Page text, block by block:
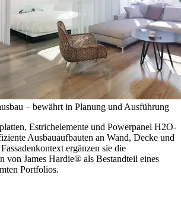
– bewährt in Planung und Ausführung
Estrichelemente und Powerpanel H2O-
Ausbauaufbauten an Wand, Decke und
ergänzen sie die
von James Hardie® als Bestandteil eines
Portfolios.